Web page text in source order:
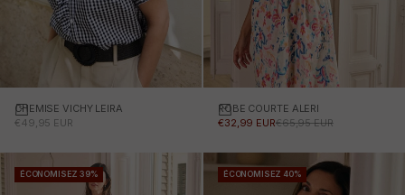
Choisissez des options
CHEMISE VICHY LEIRA
PRIX PROMOTIONNEL
€49,95 EUR
Choisissez des options
ROBE COURTE ALERI
PRIX PROMOTIONNEL
€32,99 EURPRIX NORMAL
€65,95 EUR
ÉCONOMISEZ 39% ÉCONOMISEZ 40%